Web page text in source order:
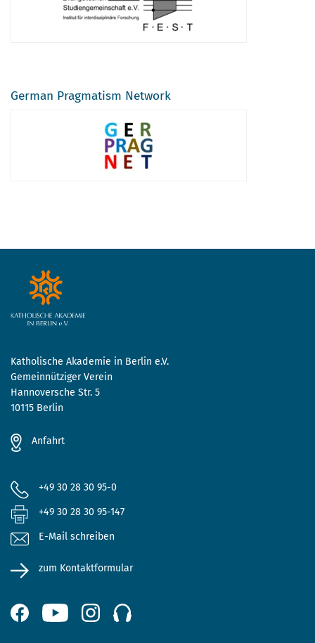
German Pragmatism Network
Katholische Akademie in Berlin e.V.
Gemeinnütziger Verein
Hannoversche Str. 5
10115 Berlin
Anfahrt
+49 30 28 30 95-0
+49 30 28 30 95-147
E-Mail schreiben
zum Kontaktformular